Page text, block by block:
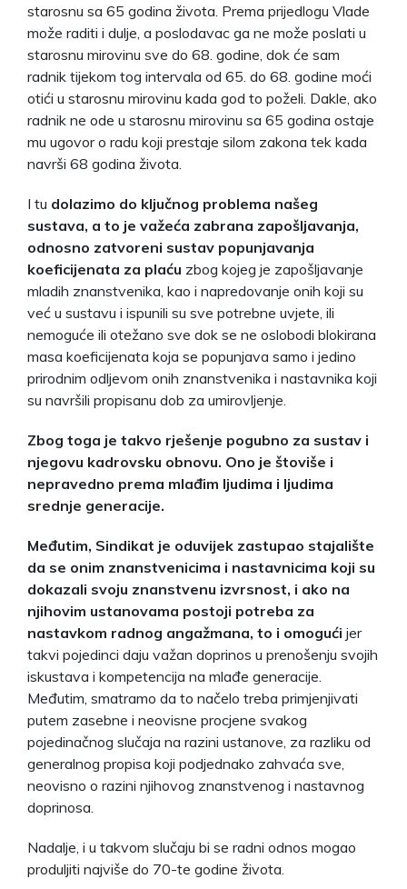
starosnu sa 65 godina života. Prema prijedlogu Vlade
može raditi i dulje, a poslodavac ga ne može poslati u
starosnu mirovinu sve do 68. godine, dok će sam
radnik tijekom tog intervala od 65. do 68. godine moći
otići u starosnu mirovinu kada god to poželi. Dakle, ako
radnik ne ode u starosnu mirovinu sa 65 godina ostaje
mu ugovor o radu koji prestaje silom zakona tek kada
navrši 68 godina života.
I tu dolazimo do ključnog problema našeg
sustava, a to je važeća zabrana zapošljavanja,
odnosno zatvoreni sustav popunjavanja
koeficijenata za plaću zbog kojeg je zapošljavanje
mladih znanstvenika, kao i napredovanje onih koji su
već u sustavu i ispunili su sve potrebne uvjete, ili
nemoguće ili otežano sve dok se ne oslobodi blokirana
masa koeficijenata koja se popunjava samo i jedino
prirodnim odljevom onih znanstvenika i nastavnika koji
su navršili propisanu dob za umirovljenje.
Zbog toga je takvo rješenje pogubno za sustav i
njegovu kadrovsku obnovu. Ono je štoviše i
nepravedno prema mlađim ljudima i ljudima
srednje generacije.
Međutim, Sindikat je oduvijek zastupao stajalište
da se onim znanstvenicima i nastavnicima koji su
dokazali svoju znanstvenu izvrsnost, i ako na
njihovim ustanovama postoji potreba za
nastavkom radnog angažmana, to i omogući jer
takvi pojedinci daju važan doprinos u prenošenju svojih
iskustava i kompetencija na mlađe generacije.
Međutim, smatramo da to načelo treba primjenjivati
putem zasebne i neovisne procjene svakog
pojedinačnog slučaja na razini ustanove, za razliku od
generalnog propisa koji podjednako zahvaća sve,
neovisno o razini njihovog znanstvenog i nastavnog
doprinosa.
Nadalje, i u takvom slučaju bi se radni odnos mogao
produljiti najviše do 70-te godine života.